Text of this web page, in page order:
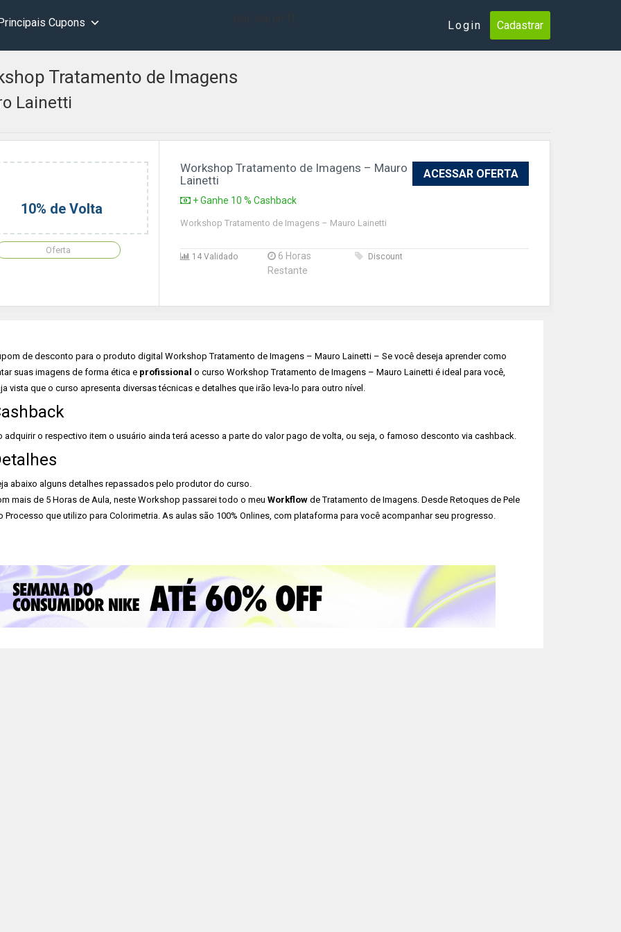
Cupons Login Cadastrar
Tratamento de Imagens
Lainetti
10% de Volta
Oferta
Workshop Tratamento de Imagens – Mauro
Lainetti
+ Ganhe 10 % Cashback
ACESSAR OFERTA
Workshop Tratamento de Imagens – Mauro Lainetti
14 Validado
6 Horas
Restante
Discount
de desconto para o produto digital Workshop Tratamento de Imagens – Mauro Lainetti – Se você deseja aprender como
suas imagens de forma ética e profissional o curso Workshop Tratamento de Imagens – Mauro Lainetti é ideal para você,
vista que o curso apresenta diversas técnicas e detalhes que irão leva-lo para outro nível.
adquirir o respectivo item o usuário ainda terá acesso a parte do valor pago de volta, ou seja, o famoso desconto via cashback.
abaixo alguns detalhes repassados pelo produtor do curso.
mais de 5 Horas de Aula, neste Workshop passarei todo o meu Workflow de Tratamento de Imagens. Desde Retoques de Pele
Processo que utilizo para Colorimetria. As aulas são 100% Onlines, com plataforma para você acompanhar seu progresso.